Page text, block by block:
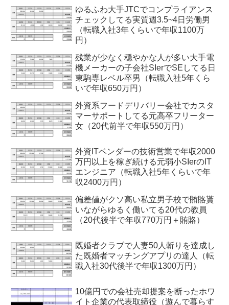
ゆるふわ大手JTCでコンプライアンス
チェックしてる実質週3.5~4日労働男
（転職入社3年くらいで年収1100万
円）
残業が少なく穏やかな人が多い大手電
機メーカーの子会社SIerでSEしてる日
東駒専レベル卒男（転職入社5年くら
いで年収650万円）
外資系フードデリバリー会社でカスタ
マーサポートしてる元高卒フリーター
女（20代前半で年収550万円）
外資ITベンダーの技術営業で年収2000
万円以上を稼ぎ続ける元弱小SIerのIT
エンジニア（転職入社5年くらいで年
収2400万円）
偏差値がクソ高い私立男子校で賄賂貰
いながらゆるく働いてる20代の教員
（20代後半で年収770万円＋賄賂）
既婚者クラブで人妻50人斬りを達成し
た既婚者マッチングアプリの達人（転
職入社30代後半で年収1300万円）
10億円での会社売却提案を断ったホワ
イト企業の代表取締役（遊んで暮らす